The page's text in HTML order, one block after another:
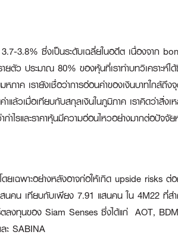
3.8% ซึ่งเป็นระดับเฉลี่ยในอดีต เนื่องจาก
ตัว ประมาณ 80% ของหุ้นที่เราทำบทวิเคราะ
าค เรายังเชื่อว่าการอ่อนค่าของเงินบาทใกล้ถึ
เมื่อเทียบกับสกุลเงินในภูมิภาค เราคิดว่าสิ่งเ
ไรและราคาหุ้นมีความอ่อนไหวอย่างมากต่อปัจจั
เฉพาะอย่างหลังอาจก่อให้เกิด upside risks
คน เทียบกับเพียง 7.91 แสนคน ใน 4M22 ที่
งทุนของ Siam Senses ซึ่งได้แก่ AOT,
ะ SABINA